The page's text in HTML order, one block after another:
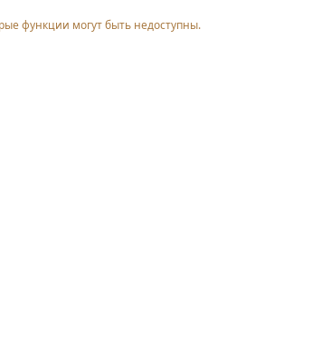
функции могут быть недоступны.